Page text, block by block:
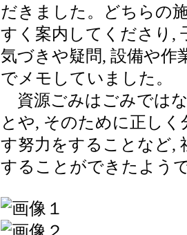
だきました。どちらの
すく案内してくださり,
気づきや疑問, 設備や作
でメモしていました。
資源ごみはごみでは
とや, そのために正し
す努力をすることなど,
することができたよう